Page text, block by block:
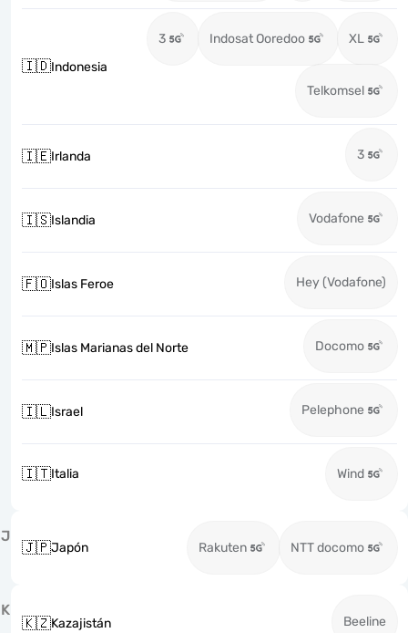
🇮🇩Indonesia
3 Indosat Ooredoo XL
Telkomsel
🇮🇪Irlanda 3
🇮🇸Islandia Vodafone
🇫🇴Islas Feroe Hey (Vodafone)
🇲🇵Islas Marianas del Norte Docomo
🇮🇱Israel Pelephone
🇮🇹Italia Wind
J
🇯🇵Japón Rakuten NTT docomo
K
🇰🇿Kazajistán Beeline